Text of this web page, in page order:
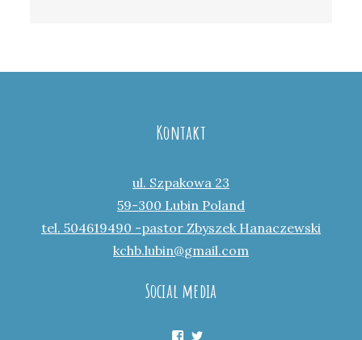
Kontakt
ul. Szpakowa 23
59-300 Lubin Poland
tel. 504619490 -pastor Zbyszek Hanaczewski
kchb.lubin@gmail.com
Social media
Facebook